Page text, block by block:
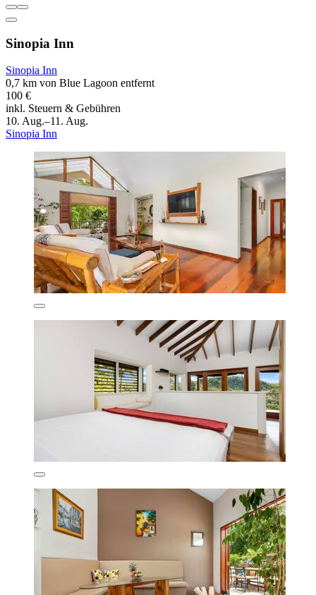
Sinopia Inn
Sinopia Inn
0,7 km von Blue Lagoon entfernt
100 €
inkl. Steuern & Gebühren
10. Aug.–11. Aug.
Sinopia Inn